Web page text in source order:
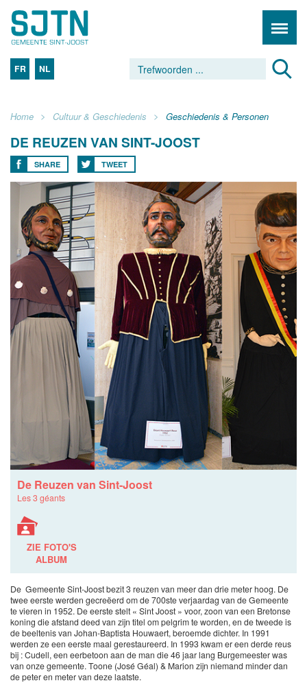
FR NL
Home Cultuur & Geschiedenis Geschiedenis & Personen
DE REUZEN VAN SINT-JOOST
SHARE TWEET
De Reuzen van Sint-Joost
Les 3 géants
ZIE FOTO'S
ALBUM
De Gemeente Sint-Joost bezit 3 reuzen van meer dan drie meter hoog. De
twee eerste werden gecreëerd om de 700ste verjaardag van de Gemeente
te vieren in 1952. De eerste stelt « Sint Joost » voor, zoon van een Bretonse
koning die afstand deed van zijn titel om pelgrim te worden, en de tweede is
de beeltenis van Johan-Baptista Houwaert, beroemde dichter. In 1991
werden ze een eerste maal gerestaureerd. In 1993 kwam er een derde reus
bij : Cudell, een eerbetoon aan de man die 46 jaar lang Burgemeester was
van onze gemeente. Toone (José Géal) & Marion zijn niemand minder dan
de peter en meter van deze laatste.